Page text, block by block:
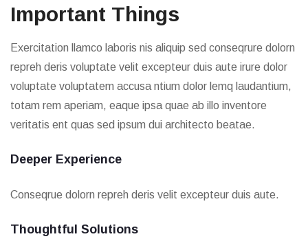
Important Things
Exercitation llamco laboris nis aliquip sed conseqrure dolorn
repreh deris voluptate velit excepteur duis aute irure dolor
voluptate voluptatem accusa ntium dolor lemq laudantium,
totam rem aperiam, eaque ipsa quae ab illo inventore
veritatis ent quas sed ipsum dui architecto beatae.
Deeper Experience
Conseqrue dolorn repreh deris velit excepteur duis aute.
Thoughtful Solutions